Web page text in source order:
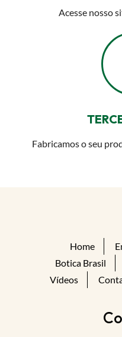
Acesse nosso
Fabricamos o seu
Home
Botica Brasil
Vídeos